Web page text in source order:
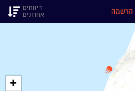
הרשמה
דיווחים
אחרונים
+